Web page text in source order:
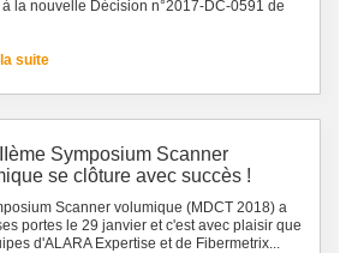
la nouvelle Décision n°2017-DC-0591 de
suite
Symposium Scanner
se clôture avec succès !
Scanner volumique (MDCT 2018) a
portes le 29 janvier et c'est avec plaisir que
d'ALARA Expertise et de Fibermetrix...